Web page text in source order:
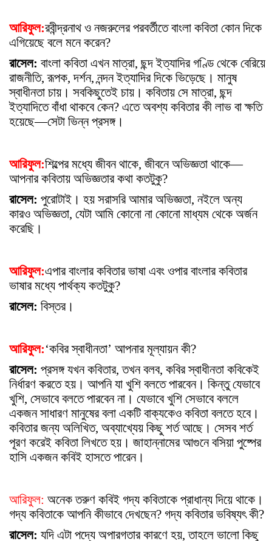
আরিফুল:রবীন্দ্রনাথ ও নজরুলের পরবর্তীতে বাংলা কবিতা কোন দিকে
এগিয়েছে বলে মনে করেন?
রাসেল: বাংলা কবিতা এখন মাত্রা, ছন্দ ইত্যাদির গণ্ডি থেকে বেরিয়ে
রাজনীতি, রূপক, দর্শন, নন্দন ইত্যাদির দিকে ভিড়েছে। মানুষ
স্বাধীনতা চায়। সবকিছুতেই চায়। কবিতায় সে মাত্রা, ছন্দ
ইত্যাদিতে বাঁধা থাকবে কেন? এতে অবশ্য কবিতার কী লাভ বা ক্ষতি
হয়েছে—সেটা ভিন্ন প্রসঙ্গ।
আরিফুল:শিল্পের মধ্যে জীবন থাকে, জীবনে অভিজ্ঞতা থাকে—
আপনার কবিতায় অভিজ্ঞতার কথা কতটুকু?
রাসেল: পুরোটাই। হয় সরাসরি আমার অভিজ্ঞতা, নইলে অন্য
কারও অভিজ্ঞতা, যেটা আমি কোনো না কোনো মাধ্যম থেকে অর্জন
করেছি।
আরিফুল:এপার বাংলার কবিতার ভাষা এবং ওপার বাংলার কবিতার
ভাষার মধ্যে পার্থক্য কতটুকু?
রাসেল: বিস্তর।
আরিফুল:‘কবির স্বাধীনতা’ আপনার মূল্যায়ন কী?
রাসেল: প্রসঙ্গ যখন কবিতার, তখন বলব, কবির স্বাধীনতা কবিকেই
নির্ধারণ করতে হয়। আপনি যা খুশি বলতে পারবেন। কিন্তু যেভাবে
খুশি, সেভাবে বলতে পারবেন না। যেভাবে খুশি সেভাবে বললে
একজন সাধারণ মানুষের বলা একটি বাক্যকেও কবিতা বলতে হবে।
কবিতার জন্য অলিখিত, অব্যাখ্যেয় কিছু শর্ত আছে। সেসব শর্ত
পূরণ করেই কবিতা লিখতে হয়। জাহান্নামের আগুনে বসিয়া পুষ্পের
হাসি একজন কবিই হাসতে পারেন।
আরিফুল: অনেক তরুণ কবিই গদ্য কবিতাকে প্রাধান্য দিয়ে থাকে।
গদ্য কবিতাকে আপনি কীভাবে দেখছেন? গদ্য কবিতার ভবিষ্যৎকী?
রাসেল: যদি এটা পদ্যে অপারগতার কারণে হয়, তাহলে ভালো কিছু